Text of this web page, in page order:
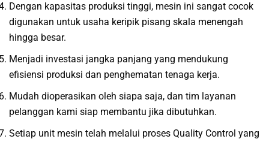
Dengan kapasitas produksi tinggi, mesin ini sangat cocok
digunakan untuk usaha keripik pisang skala menengah
hingga besar.
Menjadi investasi jangka panjang yang mendukung
efisiensi produksi dan penghematan tenaga kerja.
Mudah dioperasikan oleh siapa saja, dan tim layanan
pelanggan kami siap membantu jika dibutuhkan.
Setiap unit mesin telah melalui proses Quality Control yang